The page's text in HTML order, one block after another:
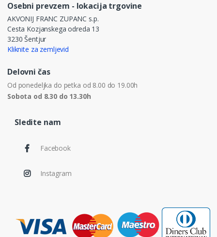
Osebni prevzem - lokacija trgovine
AKVONIJ FRANC ZUPANC s.p.
Cesta Kozjanskega odreda 13
3230 Šentjur
Kliknite za zemljevid
Delovni čas
Od ponedeljka do petka od 8.00 do 19.00h
Sobota od 8.30 do 13.30h
Sledite nam
Facebook
Instagram